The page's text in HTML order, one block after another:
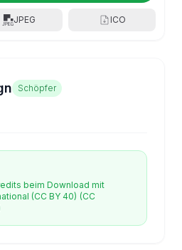
JPEG ICO
Schöpfer
beim Download mit
(CC BY 40) (CC